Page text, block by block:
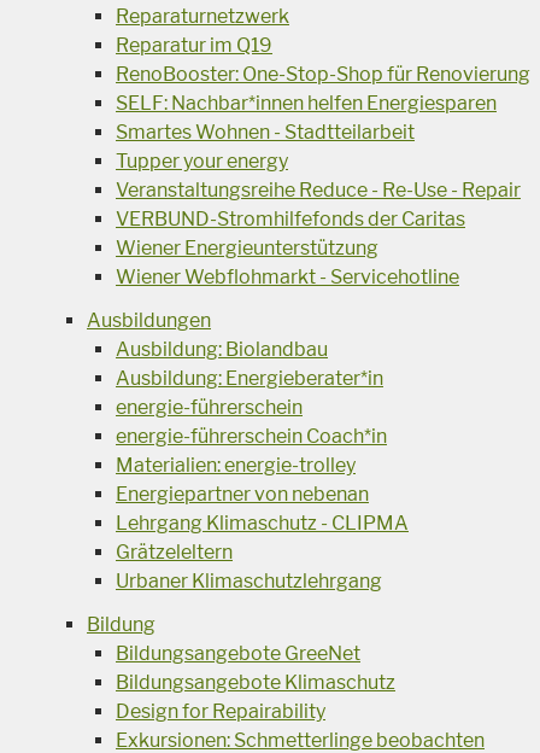
Reparaturnetzwerk
Reparatur im Q19
RenoBooster: One-Stop-Shop für Renovierung
SELF: Nachbar*innen helfen Energiesparen
Smartes Wohnen - Stadtteilarbeit
Tupper your energy
Veranstaltungsreihe Reduce - Re-Use - Repair
VERBUND-Stromhilfefonds der Caritas
Wiener Energieunterstützung
Wiener Webflohmarkt - Servicehotline
Ausbildungen
Ausbildung: Biolandbau
Ausbildung: Energieberater*in
energie-führerschein
energie-führerschein Coach*in
Materialien: energie-trolley
Energiepartner von nebenan
Lehrgang Klimaschutz - CLIPMA
Grätzeleltern
Urbaner Klimaschutzlehrgang
Bildung
Bildungsangebote GreeNet
Bildungsangebote Klimaschutz
Design for Repairability
Exkursionen: Schmetterlinge beobachten